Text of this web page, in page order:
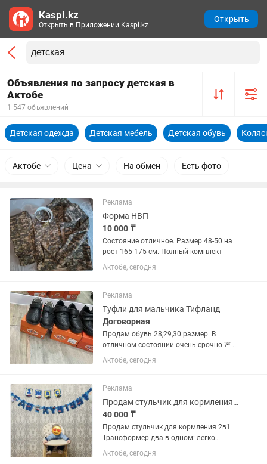
Объявления по запросу детская в
Актобе
1 547 объявлений
Детская одежда Детская мебель Детская обувь
Актобе Цена На обмен Есть фото
Реклама
Форма НВП
10 000 ₸
Состояние отличное. Размер 48-50 на
рост 165-175 см. Полный комплект
Актобе, сегодня
Реклама
Туфли для мальчика Тифланд
Договорная
Продам обувь 28,29,30 размер. В
отличном состоянии очень срочно 🚨
Натуральная кожа тифланд в коробке.
Актобе, сегодня
Реклама
Продам стульчик для кормления 2в1
40 000 ₸
Продам стульчик для кормления 2в1
Трансформер два в одном: легко
превращается в столик и стульчик
Удобный и устойчивый Чехол
Актобе, сегодня
Kaspi.kz
Открыть в Приложении Kaspi.kz
Открыть